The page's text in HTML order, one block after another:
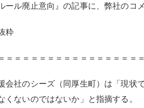
ール廃止意向』の記事に、弊社のコ
粋
＝＝＝＝＝＝＝＝＝＝＝＝＝＝＝＝
会社のシーズ（同厚生町）は「現状
くないのではないか」と指摘する。